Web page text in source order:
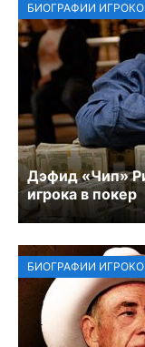
БИОГРАФИИ
Дэфид «Чип»
игрока в покер
БИОГРАФИИ